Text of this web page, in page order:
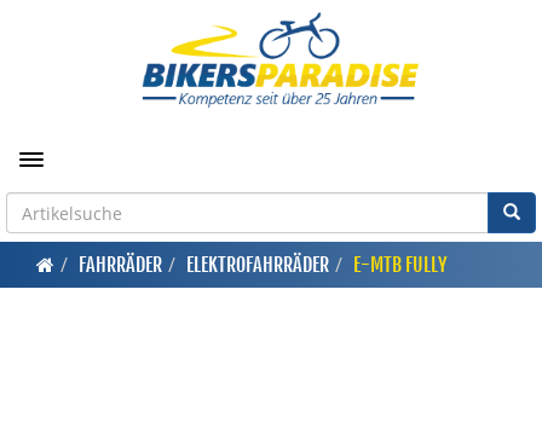
Toggle navigation
FAHRRÄDER ELEKTROFAHRRÄDER E-MTB FULLY